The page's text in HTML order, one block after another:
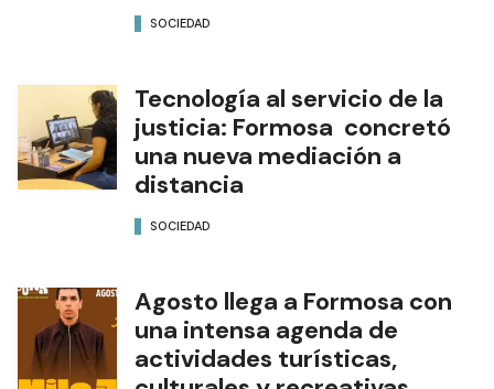
SOCIEDAD
Tecnología al servicio de la
justicia: Formosa concretó
una nueva mediación a
distancia
SOCIEDAD
Agosto llega a Formosa con
una intensa agenda de
actividades turísticas,